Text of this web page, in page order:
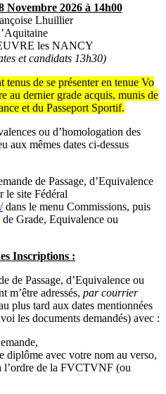
Novembre 2026 à 14h00
Lhuillier
les NANCY
et candidats 13h30)
tenus de se présenter en tenue Vo
au dernier grade acquis, munis de
et du Passeport Sportif.
ou d’homologation des
aux mêmes dates ci-dessus
de Passage, d’Equivalence
le site Fédéral
dans le menu Commissions, puis
de Grade, Equivalence ou
Inscriptions :
de Passage, d’Equivalence ou
m’être adressés, par courrier
plus tard aux dates mentionnées
les documents demandés) avec :
diplôme avec votre nom au verso,
l’ordre de la FVCTVNF (ou